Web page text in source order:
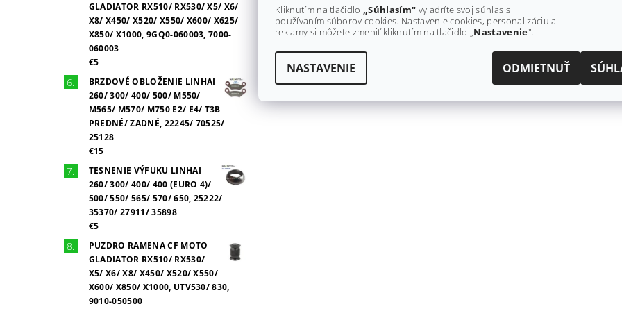
GLADIATOR RX510/ RX530/ X5/ X6/
X8/ X450/ X520/ X550/ X600/ X625/
X850/ X1000, 9GQ0-060003, 7000-
060003
€5
BRZDOVÉ OBLOŽENIE LINHAI
260/ 300/ 400/ 500/ M550/
M565/ M570/ M750 E2/ E4/ T3B
PREDNÉ/ ZADNÉ, 22245/ 70525/
25128
€15
TESNENIE VÝFUKU LINHAI
260/ 300/ 400/ 400 (EURO 4)/
500/ 550/ 565/ 570/ 650, 25222/
35370/ 27911/ 35898
€5
PUZDRO RAMENA CF MOTO
GLADIATOR RX510/ RX530/
X5/ X6/ X8/ X450/ X520/ X550/
X600/ X850/ X1000, UTV530/ 830,
9010-050500
Kliknutím na tlačidlo „Súhlasím" vyjadríte svoj súhlas s
používaním súborov cookies. Nastavenie cookies, personalizáciu a
reklamy si môžete zmeniť kliknutím na tlačidlo „Nastavenie".
NASTAVENIE ODMIETNUŤ